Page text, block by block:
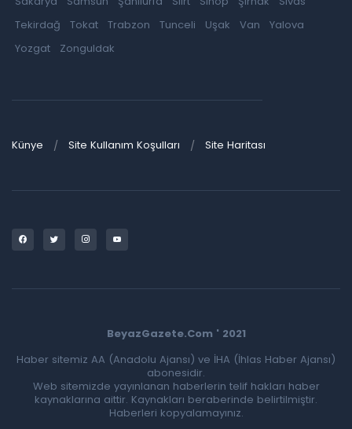
Tekirdağ
Tokat Trabzon Tunceli Uşak Van
Yalova
Yozgat
Zonguldak
Künye Site Kullanım Koşulları Site Haritası
BeyazGazete.Com ' 2021
Haber sitemiz AA (Anadolu Ajansı) ve İHA (İhlas Haber Ajansı)
abonesidir.
Web sitemizde yayınlanan haberlerin telif hakları haber
kaynaklarına aittir. Kaynakları beraberinde belirtilmiştir.
Haberleri kopyalamayınız.